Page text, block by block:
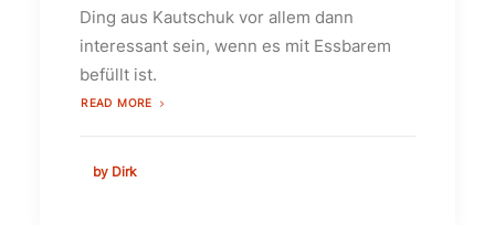
Ding aus Kautschuk vor allem dann
interessant sein, wenn es mit Essbarem
befüllt ist.
READ MORE
by Dirk